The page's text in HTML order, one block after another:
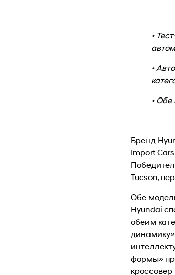
•
•
•
Бренд
Import
Tucson,
Обе
Hyundai
обеим
формы»